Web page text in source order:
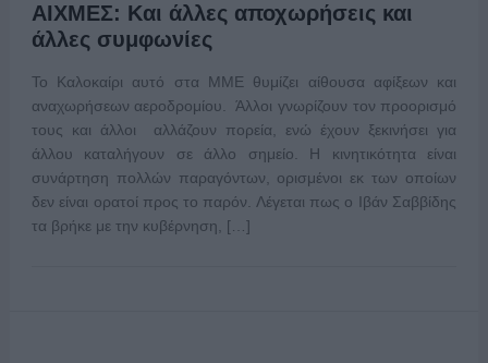
ΑΙΧΜΕΣ: Και άλλες αποχωρήσεις και
άλλες συμφωνίες
Το Καλοκαίρι αυτό στα ΜΜΕ θυμίζει αίθουσα αφίξεων και
αναχωρήσεων αεροδρομίου. Άλλοι γνωρίζουν τον προορισμό
τους και άλλοι αλλάζουν πορεία, ενώ έχουν ξεκινήσει για
άλλου καταλήγουν σε άλλο σημείο. Η κινητικότητα είναι
συνάρτηση πολλών παραγόντων, ορισμένοι εκ των οποίων
δεν είναι ορατοί προς το παρόν. Λέγεται πως ο Ιβάν Σαββίδης
τα βρήκε με την κυβέρνηση, […]